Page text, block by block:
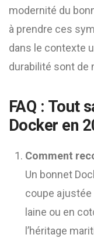
modernité du
à prendre ces
dans le contexte
durabilité sont de
FAQ : Tout
Docker en
Comment
Un bonnet
coupe ajustée
laine ou en
l’héritage